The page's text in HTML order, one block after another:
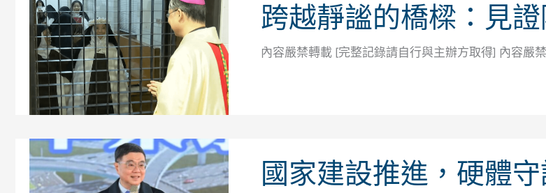
跨越靜謐的橋樑：見
內容嚴禁轉載 [完整記錄請自行與主辦方取得] 內容嚴
國家建設推進，硬體